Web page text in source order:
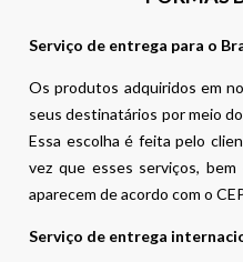
Serviço de entrega para o
Os produtos adquiridos em
seus destinatários por meio
Essa escolha é feita pelo
vez que esses serviços,
aparecem de acordo com o
Serviço de entrega